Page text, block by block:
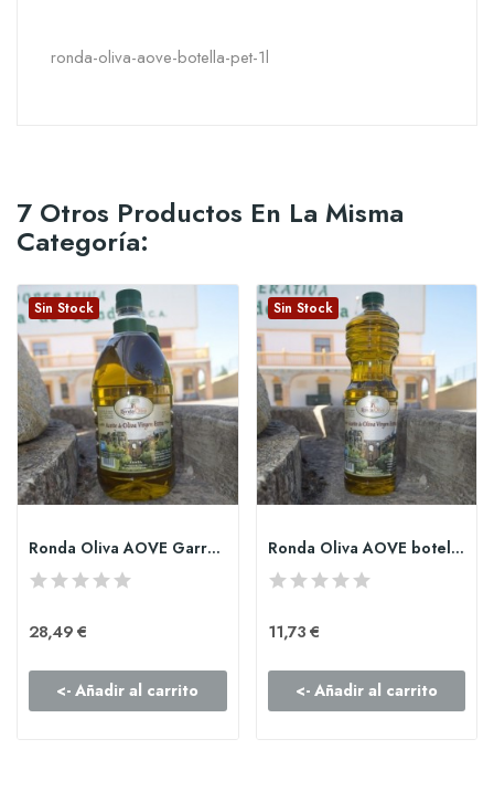
ronda-oliva-aove-botella-pet-1l
7 Otros Productos En La Misma
Categoría:
Sin Stock
Ronda Oliva AOVE Garrafa PET de 2l
28,49 €
<- Añadir al carrito
Sin Stock
Ronda Oliva AOVE botella PET de 1l
11,73 €
<- Añadir al carrito